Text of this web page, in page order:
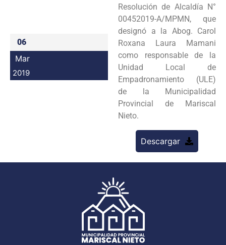
Programas
Intranet
06
Mar
2019
Resolución de Alcaldía N°
00452019-A/MPMN, que
designó a la Abog. Carol
Roxana Laura Mamani
como responsable de la
Unidad Local de
Empadronamiento (ULE)
de la Municipalidad
Provincial de Mariscal
Nieto.
Descargar